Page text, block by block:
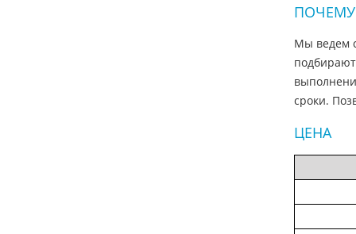
ПОЧЕМУ
Мы ведем
сроки.
ЦЕНА